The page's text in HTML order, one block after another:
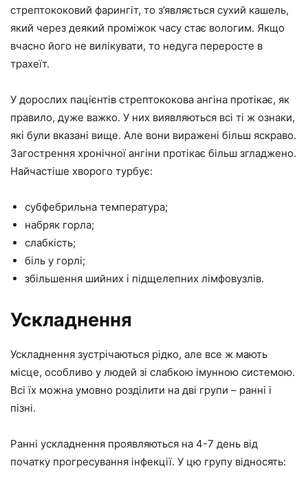
стрептококовий фарингіт, то з’являється сухий кашель,
який через деякий проміжок часу стає вологим. Якщо
вчасно його не вилікувати, то недуга переросте в
трахеїт.
У дорослих пацієнтів стрептококова ангіна протікає, як
правило, дуже важко. У них виявляються всі ті ж ознаки,
які були вказані вище. Але вони виражені більш яскраво.
Загострення хронічної ангіни протікає більш згладжено.
Найчастіше хворого турбує:
субфебрильна температура;
набряк горла;
слабкість;
біль у горлі;
збільшення шийних і підщелепних лімфовузлів.
Ускладнення
Ускладнення зустрічаються рідко, але все ж мають
місце, особливо у людей зі слабкою імунною системою.
Всі їх можна умовно розділити на дві групи – ранні і
пізні.
Ранні ускладнення проявляються на 4-7 день від
початку прогресування інфекції. У цю групу відносять: